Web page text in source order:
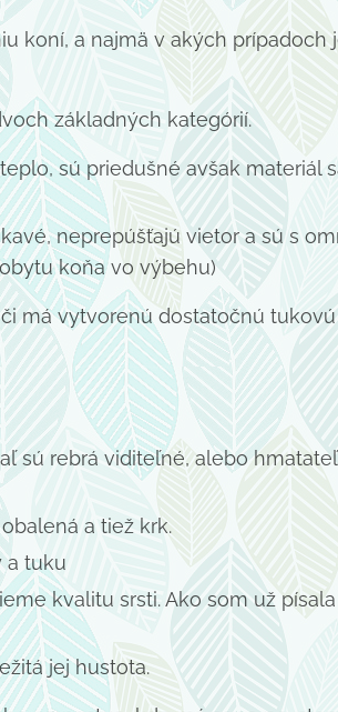
koní, a najmä v akých prípadoch
základných kategórií.
sú priedušné avšak materiál
neprepúšťajú vietor a sú s
koňa vo výbehu)
má vytvorenú dostatočnú
sú rebrá viditeľné, alebo
a tiež krk.
a tuku
kvalitu srsti. Ako som už
jej hustota.